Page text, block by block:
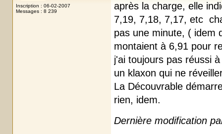
Inscription : 06-02-2007
Messages : 8 239
après la charge, elle
7,19, 7,18, 7,17, etc
pas une minute, ( idem
montaient à 6,91 pour
j'ai toujours pas réussi
un klaxon qui ne
La Découvrable
rien, idem.
Dernière modification